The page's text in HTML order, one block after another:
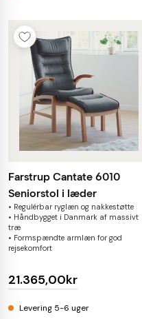
Farstrup Cantate 6010
Seniorstol i læder
• Regulérbar ryglæn og nakkestøtte
• Håndbygget i Danmark af massivt
træ
• Formspændte armlæn for god
rejsekomfort
21.365,00kr
Levering 5-6 uger